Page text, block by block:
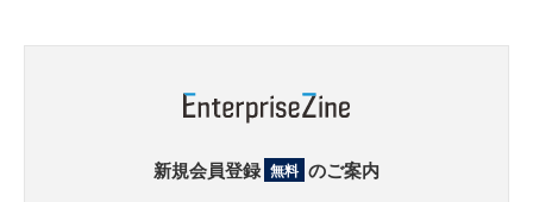
新規会員登録 無料 のご案内